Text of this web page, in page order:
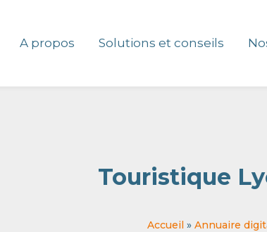
A propos Solutions et conseils
Touristique
Accueil Annuaire